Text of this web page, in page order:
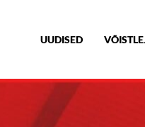
UUDISED